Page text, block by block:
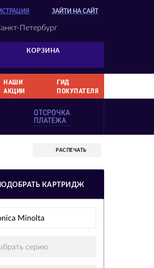
КОРЗИНА
ЗАЙТИ НА САЙТ
Петербург
НАШИ
АКЦИИ
ГИД
ПОКУПАТЕЛЯ
ОТСРОЧКА
ПЛАТЕЖА
РАСПЕЧАТЬ
КАРТРИДЖ
Minolta
серию